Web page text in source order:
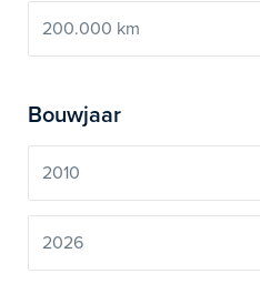
Bouwjaar